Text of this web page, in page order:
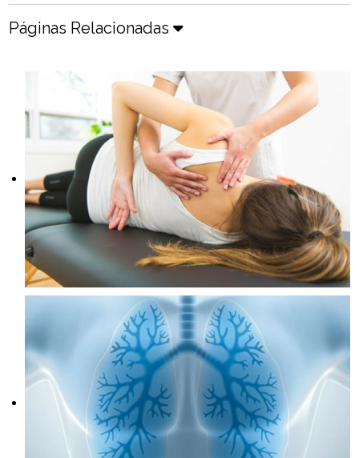
Páginas Relacionadas